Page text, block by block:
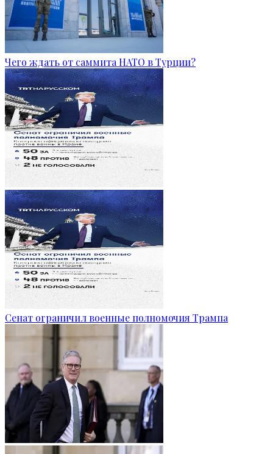
Чего ждать от саммита НАТО в Турции?
Сенат ограничил военные полномочия Трампа